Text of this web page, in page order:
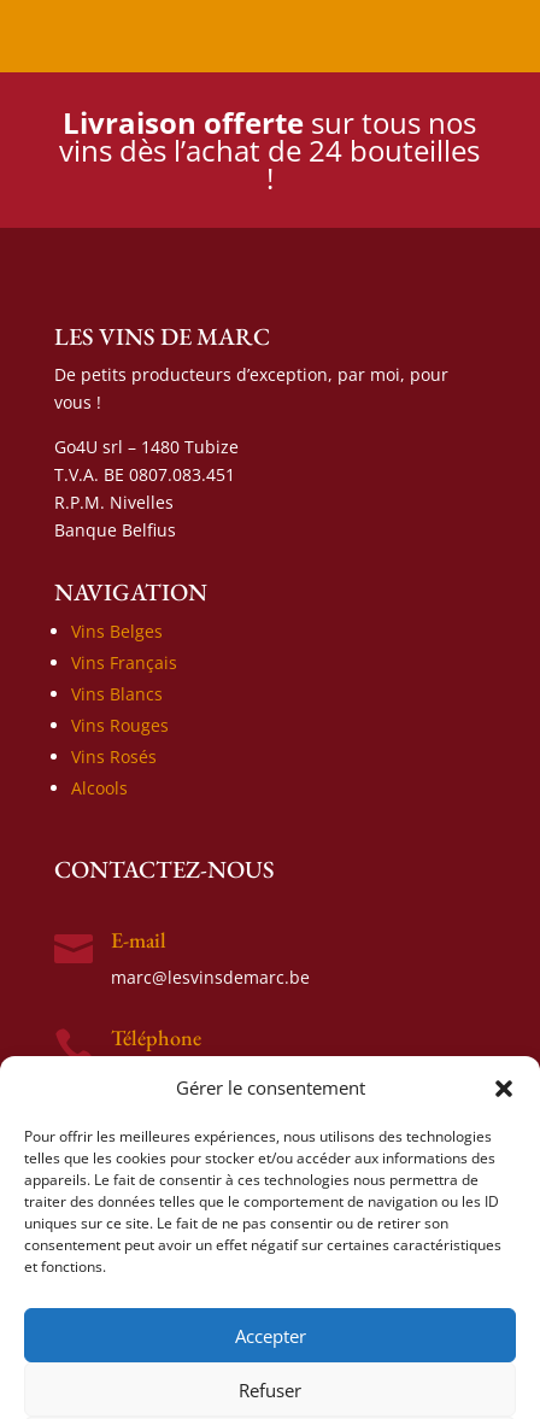
Gérer le consentement
Pour offrir les meilleures expériences, nous utilisons des technologies
telles que les cookies pour stocker et/ou accéder aux informations des
appareils. Le fait de consentir à ces technologies nous permettra de
traiter des données telles que le comportement de navigation ou les ID
uniques sur ce site. Le fait de ne pas consentir ou de retirer son
consentement peut avoir un effet négatif sur certaines caractéristiques
et fonctions.
Accepter
Refuser
Livraison offerte sur tous nos
vins dès l’achat de 24 bouteilles
!
LES VINS DE MARC
De petits producteurs d’exception, par moi, pour
vous !
Go4U srl – 1480 Tubize
T.V.A. BE 0807.083.451
R.P.M. Nivelles
Banque Belfius
NAVIGATION
Vins Belges
Vins Français
Vins Blancs
Vins Rouges
Vins Rosés
Alcools
CONTACTEZ-NOUS
 E-mail
marc@lesvinsdemarc.be
 Téléphone
 Adresse
Rue de Samme 58
1480 Tubize
© 2021 Go4U srl | réalisé parPRISMpowered by